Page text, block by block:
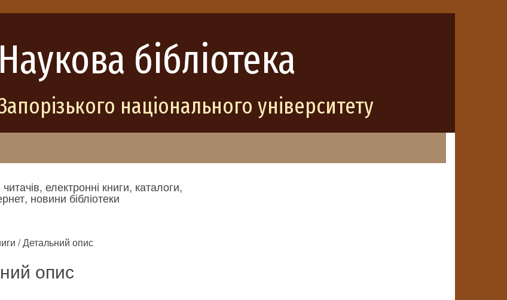
Наукова бібліотека
національного університету
електронні книги, каталоги,
новини бібліотеки
/ Детальний опис
опис